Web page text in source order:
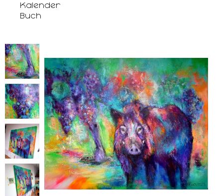
Kalender
Buch